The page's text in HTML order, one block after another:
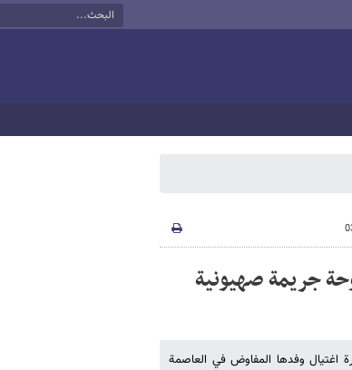
جريمة صهيونية
اغتيال وفدها المفاوض في العاصمة